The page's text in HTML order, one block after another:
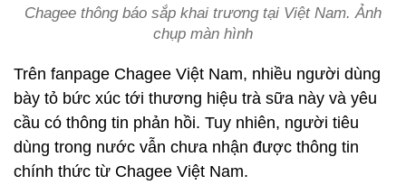
Chagee thông báo sắp khai trương tại Việt Nam. Ảnh
chụp màn hình
Trên fanpage Chagee Việt Nam, nhiều người dùng
bày tỏ bức xúc tới thương hiệu trà sữa này và yêu
cầu có thông tin phản hồi. Tuy nhiên, người tiêu
dùng trong nước vẫn chưa nhận được thông tin
chính thức từ Chagee Việt Nam.